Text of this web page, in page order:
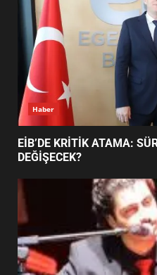
7
YENİ
Haber
EİB’DE KRİTİK ATAMA:
DEĞİŞECEK?